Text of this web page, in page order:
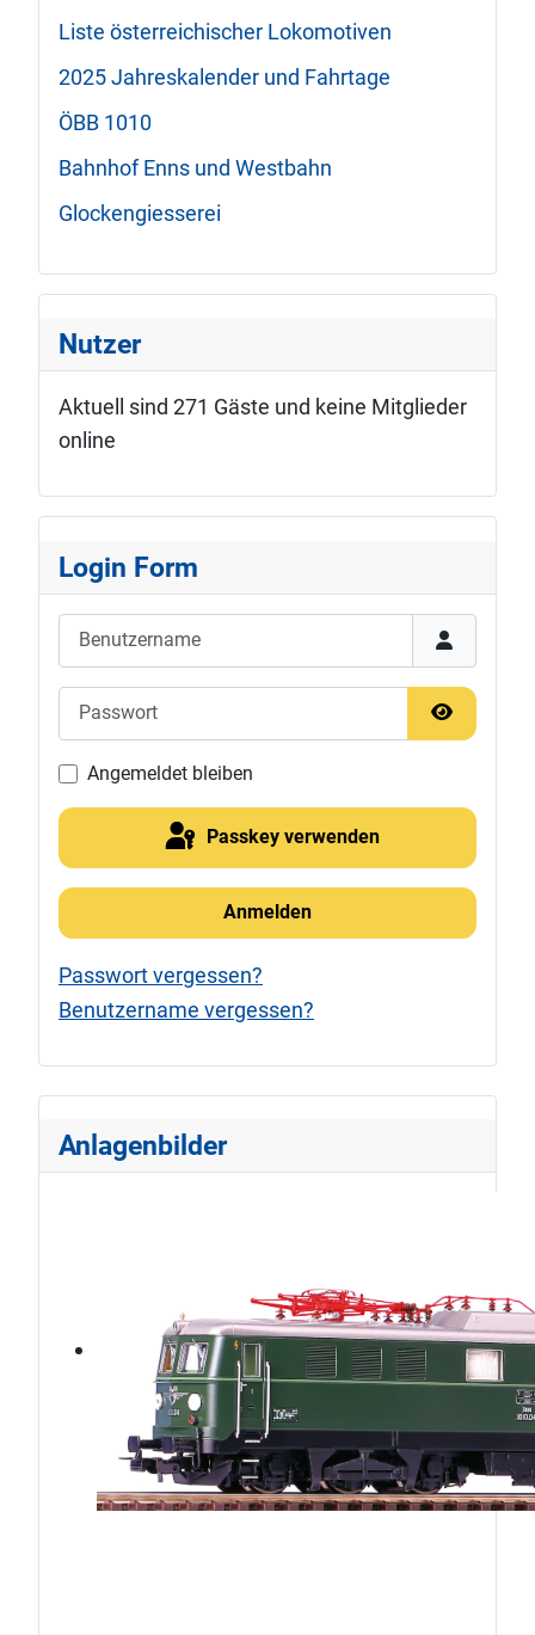
Liste österreichischer Lokomotiven
2025 Jahreskalender und Fahrtage
ÖBB 1010
Bahnhof Enns und Westbahn
Glockengiesserei
Nutzer
Aktuell sind 271 Gäste und keine Mitglieder
online
Login Form
Passwort
Angemeldet bleiben
Passkey verwenden
Anmelden
Passwort vergessen?
Benutzername vergessen?
Anlagenbilder